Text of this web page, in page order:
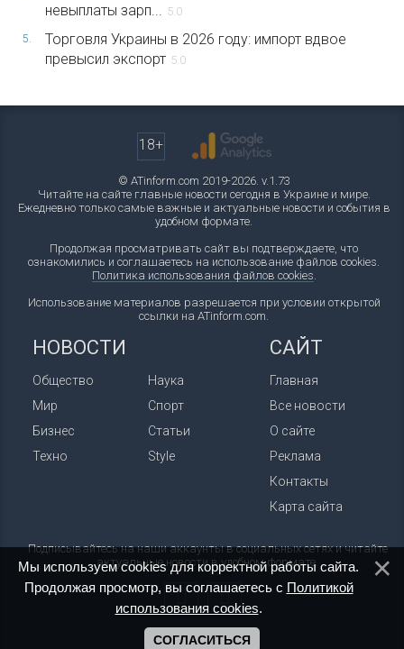
невыплаты зарп...
5.0
5.
Торговля Украины в 2026 году: импорт вдвое
превысил экспорт 5.0
18+
© ATinform.com 2019-2026. v.1.73
Читайте на сайте главные новости сегодня в Украине и мире.
Ежедневно только самые важные и актуальные новости и события в
удобном формате.
Продолжая просматривать сайт вы подтверждаете, что
ознакомились и соглашаетесь на использование файлов cookies.
Политика использования файлов cookies
Использование материалов разрешается при условии открытой
ссылки на ATinform.com.
НОВОСТИ
Общество
Мир
Бизнес
Техно
Наука
Спорт
Статьи
Style
САЙТ
Главная
Все новости
О сайте
Реклама
Контакты
Карта сайта
Подписывайтесь на наши аккаунты в социальных сетях и читайте
актуальные новости в удобном формате.
Мы используем cookies для корректной работы сайта.
Продолжая просмотр, вы соглашаетесь с Политикой
использования cookies.
СОГЛАСИТЬСЯ